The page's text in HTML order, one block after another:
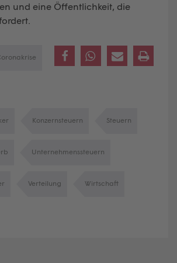
und eine Öffentlichkeit, die
Konzernsteuern Steuern
Unternehmenssteuern
Verteilung Wirtschaft